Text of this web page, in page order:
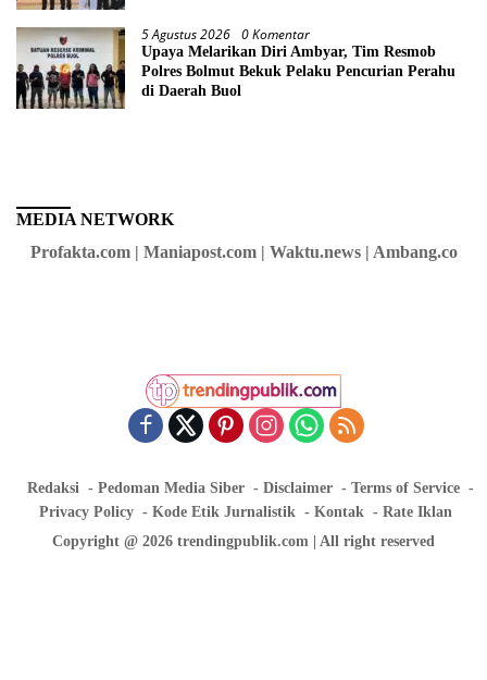
5 Agustus 2026 0 Komentar
Upaya Melarikan Diri Ambyar, Tim Resmob
Polres Bolmut Bekuk Pelaku Pencurian Perahu
di Daerah Buol
MEDIA NETWORK
Profakta.com | Maniapost.com | Waktu.news | Ambang.co
Redaksi Pedoman Media Siber Disclaimer
Terms of Service
Privacy Policy
Kode Etik Jurnalistik Kontak
Rate Iklan
Copyright @ 2026 trendingpublik.com | All right reserved